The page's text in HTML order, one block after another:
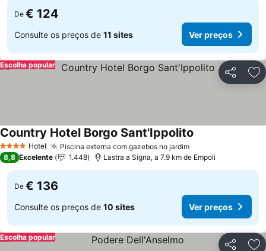
De € 124
Consulte os preços de 11 sites Ver preços
Partilhar
Escolha popular
4 EstrelasHotel Piscina externa com gazebos no jardim
Country Hotel Borgo Sant'Ippolito
8,8 Excelente 1.448 Lastra a Signa, a 7.9 km de Empoli
De € 136
Consulte os preços de 10 sites Ver preços
Escolha popular